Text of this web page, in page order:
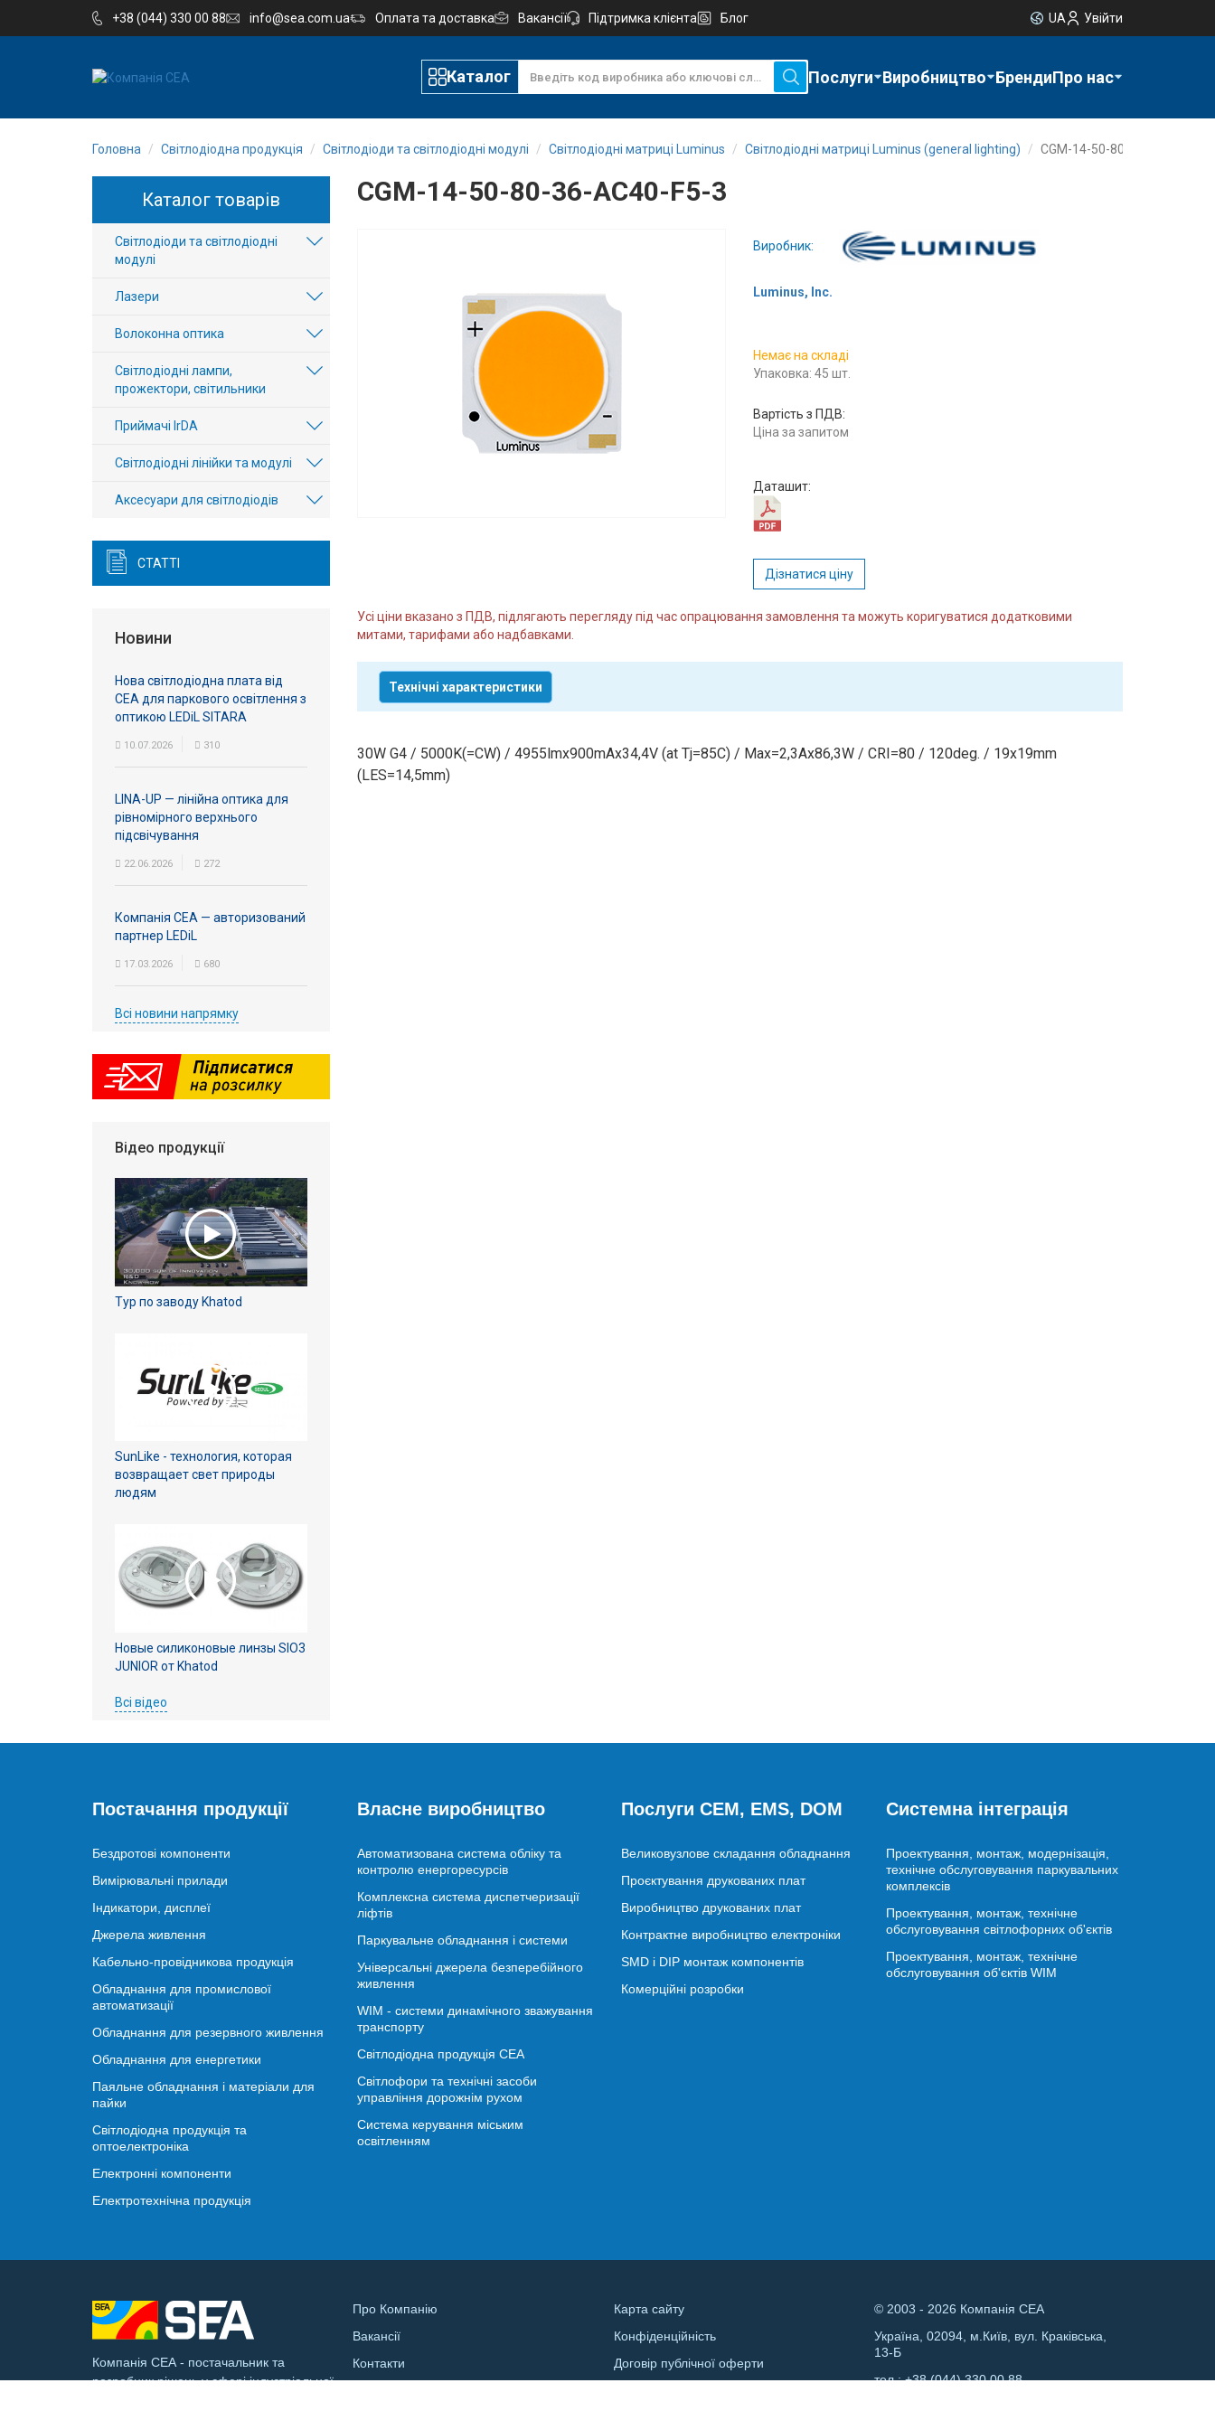
+38 (044) 330 00 88 info@sea.com.ua Оплата та доставка Вакансії Підтримка клієнта Блог UA Увійти
Каталог Послуги Виробництво БрендиПро нас
Компанія
Виробництво
Послуги
Новини
Вакансії
авторизація
Виробники
Контакти
Доставка
Головна Світлодіодна продукція Світлодіоди та світлодіодні модулі Світлодіодні матриці Luminus Світлодіодні матриці Luminus (general lighting) CGM-14-50-80-36-AC40-F5-3
CGM-14-50-80-36-AC40-F5-3
Виробник:
Luminus, Inc.
Немає на складі
Упаковка: 45 шт.
Вартість з ПДВ:
Ціна за запитом
Даташит:
Дізнатися ціну
Усі ціни вказано з ПДВ, підлягають перегляду під час опрацювання замовлення та можуть коригуватися додатковими
митами, тарифами або надбавками.
Технічні характеристики
30W G4 / 5000K(=CW) / 4955lmx900mAx34,4V (at Tj=85С) / Max=2,3Ax86,3W / CRI=80 / 120deg. / 19x19mm
(LES=14,5mm)
Каталог товарів
Світлодіоди та світлодіодні
модулі
Лазери
Волоконна оптика
Світлодіодні лампи,
прожектори, світильники
Приймачі IrDA
Світлодіодні лінійки та модулі
Аксесуари для світлодіодів
СТАТТІ
Новини
Нова світлодіодна плата від
СЕА для паркового освітлення з
оптикою LEDiL SITARA
10.07.2026 310
LINA-UP — лінійна оптика для
рівномірного верхнього
підсвічування
22.06.2026 272
Компанія СЕА — авторизований
партнер LEDiL
17.03.2026 680
Всі новини напрямку
Відео продукції
Тур по заводу Khatod
SunLike - технология, которая
возвращает свет природы
людям
Новые силиконовые линзы SIO3
JUNIOR от Khatod
Всі відео
Постачання продукції
Бездротові компоненти
Вимірювальні прилади
Індикатори, дисплеї
Джерела живлення
Кабельно-провідникова продукція
Обладнання для промислової
автоматизації
Обладнання для резервного живлення
Обладнання для енергетики
Паяльне обладнання і матеріали для
пайки
Світлодіодна продукція та
оптоелектроніка
Електронні компоненти
Електротехнічна продукція
Власне виробництво
Автоматизована система обліку та
контролю енергоресурсів
Комплексна система диспетчеризації
ліфтів
Паркувальне обладнання і системи
Універсальні джерела безперебійного
живлення
WIM - системи динамічного зважування
транспорту
Світлодіодна продукція СЕА
Світлофори та технічні засоби
управління дорожнім рухом
Система керування міським
освітленням
Послуги CEM, EMS, DOM
Великовузлове складання обладнання
Проєктування друкованих плат
Виробництво друкованих плат
Контрактне виробництво електроніки
SMD і DIP монтаж компонентів
Комерційні розробки
Системна інтеграція
Проектування, монтаж, модернізація,
технічне обслуговування паркувальних
комплексів
Проектування, монтаж, технічне
обслуговування світлофорних об'єктів
Проектування, монтаж, технічне
обслуговування об'єктів WIM
Компанія СЕА - постачальник та
розробник рішень у сфері індустріальної
Про Компанію
Вакансії
Контакти
Карта сайту
Конфіденційність
Договір публічної оферти
© 2003 - 2026 Компанія СЕА
Україна, 02094, м.Київ, вул. Краківська,
13-Б
тел.:+38 (044) 330 00 88